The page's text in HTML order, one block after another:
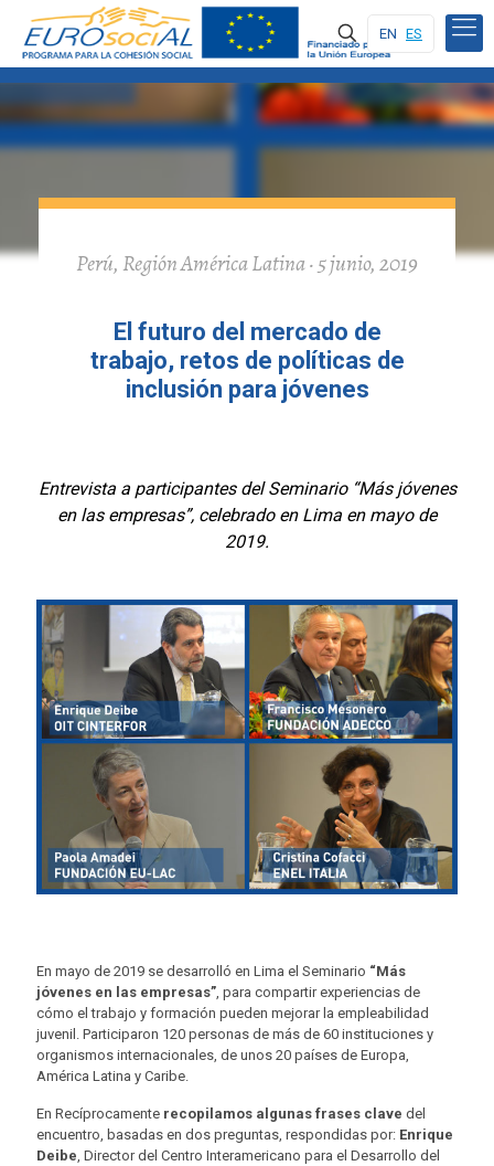
EN ES
Perú, Región América Latina · 5 junio, 2019
El futuro del mercado de
trabajo, retos de políticas de
inclusión para jóvenes
Entrevista a participantes del Seminario “Más jóvenes
en las empresas”, celebrado en Lima en mayo de
2019.
En mayo de 2019 se desarrolló en Lima el Seminario “Más
jóvenes en las empresas” , para compartir experiencias de
cómo el trabajo y formación pueden mejorar la empleabilidad
juvenil. Participaron 120 personas de más de 60 instituciones y
organismos internacionales, de unos 20 países de Europa,
América Latina y Caribe.
En Recíprocamente recopilamos algunas frases clave del
encuentro, basadas en dos preguntas, respondidas por: Enrique
Deibe , Director del Centro Interamericano para el Desarrollo del